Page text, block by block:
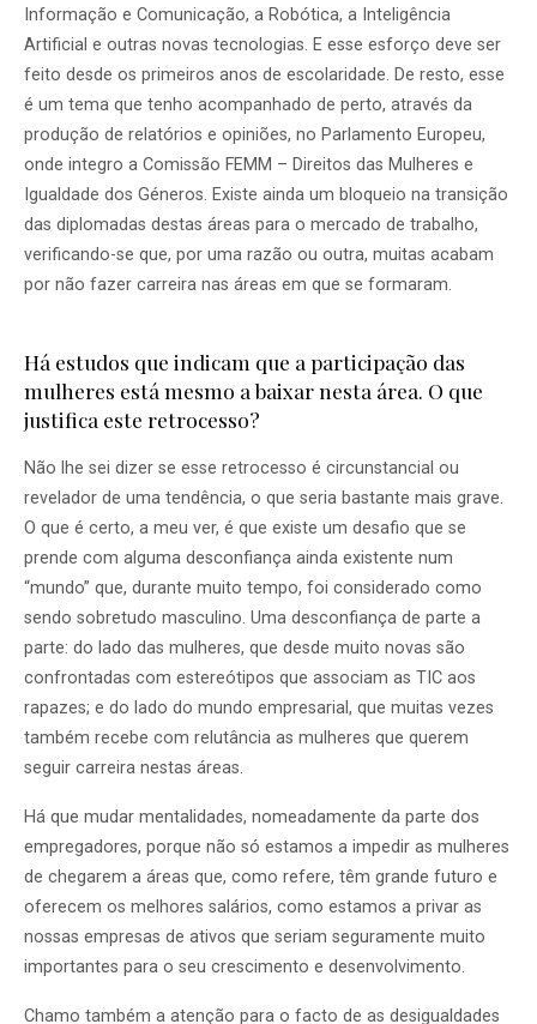
Informação e Comunicação, a Robótica, a Inteligência
Artificial e outras novas tecnologias. E esse esforço deve ser
feito desde os primeiros anos de escolaridade. De resto, esse
é um tema que tenho acompanhado de perto, através da
produção de relatórios e opiniões, no Parlamento Europeu,
onde integro a Comissão FEMM – Direitos das Mulheres e
Igualdade dos Géneros. Existe ainda um bloqueio na transição
das diplomadas destas áreas para o mercado de trabalho,
verificando-se que, por uma razão ou outra, muitas acabam
por não fazer carreira nas áreas em que se formaram.
Há estudos que indicam que a participação das
mulheres está mesmo a baixar nesta área. O que
justifica este retrocesso?
Não lhe sei dizer se esse retrocesso é circunstancial ou
revelador de uma tendência, o que seria bastante mais grave.
O que é certo, a meu ver, é que existe um desafio que se
prende com alguma desconfiança ainda existente num
“mundo” que, durante muito tempo, foi considerado como
sendo sobretudo masculino. Uma desconfiança de parte a
parte: do lado das mulheres, que desde muito novas são
confrontadas com estereótipos que associam as TIC aos
rapazes; e do lado do mundo empresarial, que muitas vezes
também recebe com relutância as mulheres que querem
seguir carreira nestas áreas.
Há que mudar mentalidades, nomeadamente da parte dos
empregadores, porque não só estamos a impedir as mulheres
de chegarem a áreas que, como refere, têm grande futuro e
oferecem os melhores salários, como estamos a privar as
nossas empresas de ativos que seriam seguramente muito
importantes para o seu crescimento e desenvolvimento.
Chamo também a atenção para o facto de as desigualdades